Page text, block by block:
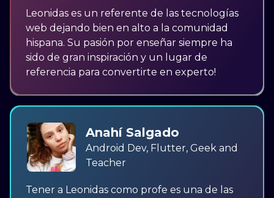
Leonidas es un referente de las tecnologías
web dejando bien en alto a la comunidad
hispana. Su pasión por enseñar siempre ha
sido de gran inspiración y un lugar de
referencia para convertirte en experto!
Anahí Salgado
Android Dev, Flutter, Geek and
Teacher
Tener a Leonidas como profe es una de las